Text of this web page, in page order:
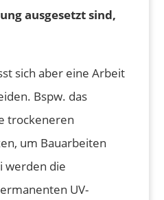
ausgesetzt sind,
sich aber eine Arbeit
Bspw. das
trockeneren
um Bauarbeiten
werden die
UV-